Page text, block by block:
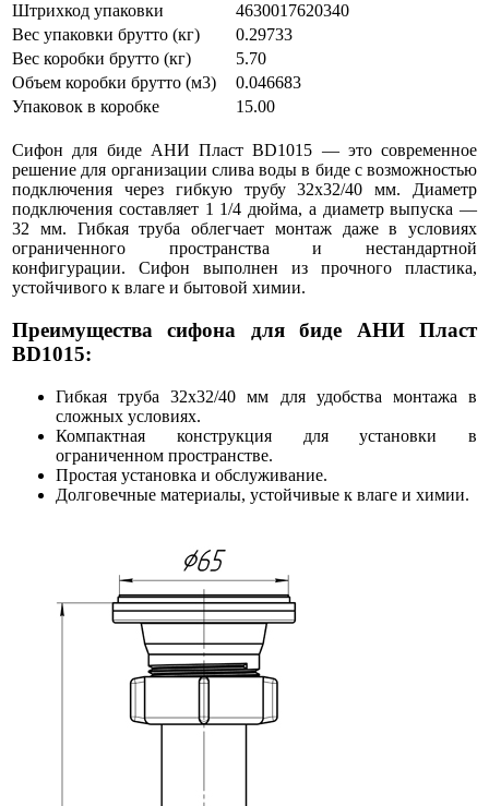
Штрихкод упаковки
4630017620340
Вес упаковки брутто (кг)
0.29733
Вес коробки брутто (кг)
5.70
Объем коробки брутто (м3)
0.046683
Упаковок в коробке
15.00
Сифон для биде АНИ Пласт BD1015 — это современное
решение для организации слива воды в биде с возможностью
подключения через гибкую трубу 32х32/40 мм. Диаметр
подключения составляет 1 1/4 дюйма, а диаметр выпуска —
32 мм. Гибкая труба облегчает монтаж даже в условиях
ограниченного пространства и нестандартной
конфигурации. Сифон выполнен из прочного пластика,
устойчивого к влаге и бытовой химии.
Преимущества сифона для биде АНИ Пласт
BD1015:
Гибкая труба 32х32/40 мм для удобства монтажа в
сложных условиях.
Компактная конструкция для установки в
ограниченном пространстве.
Простая установка и обслуживание.
Долговечные материалы, устойчивые к влаге и химии.